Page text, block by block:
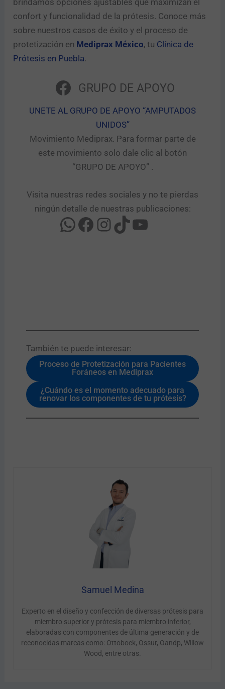
confort y funcionalidad de la prótesis. Conoce más
sobre nuestros casos de éxito y el proceso de
protetización en Mediprax México, tu Clínica de
Prótesis en Puebla.
GRUPO DE APOYO
UNETE AL GRUPO DE APOYO “AMPUTADOS
UNIDOS”​
Movimiento Mediprax. Para formar parte de
este movimiento solo dale clic al botón
“GRUPO DE APOYO” .​
Visita nuestras redes sociales y no te pierdas
ningún detalle de nuestras publicaciones:
También te puede interesar:​
Proceso de Protetización para Pacientes
Foráneos en Mediprax
¿Cuándo es el momento adecuado para
renovar los componentes de tu prótesis?
Samuel Medina
Experto en el diseño y confección de diversas prótesis para
miembro superior y prótesis para miembro inferior,
elaboradas con componentes de última generación y de
reconocidas marcas como: Ottobock, Ossur, Oandp, Willow
Wood, entre otras.